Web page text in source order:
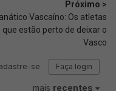
Próximo >
Vascaíno: Os atletas
que estão perto de deixar o
Vasco